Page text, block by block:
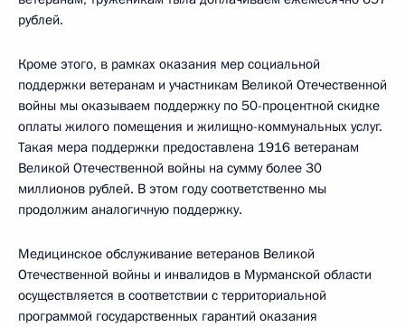
рублей.
Кроме этого, в рамках оказания мер социальной
поддержки ветеранам и участникам Великой Отечественной
войны мы оказываем поддержку по 50-процентной скидке
оплаты жилого помещения и жилищно-коммунальных услуг.
Такая мера поддержки предоставлена 1916 ветеранам
Великой Отечественной войны на сумму более 30
миллионов рублей. В этом году соответственно мы
продолжим аналогичную поддержку.
Медицинское обслуживание ветеранов Великой
Отечественной войны и инвалидов в Мурманской области
осуществляется в соответствии с территориальной
программой государственных гарантий оказания